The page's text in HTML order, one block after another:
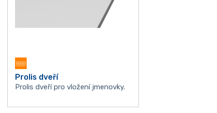
Prolis dveří
Prolis dveří pro vložení jmenovky.